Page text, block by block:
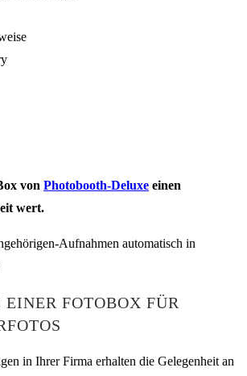
von Photobooth-Deluxe einen
wert.
FOTOBOX FÜR
in Ihrer Firma erhalten die Gelegenheit an